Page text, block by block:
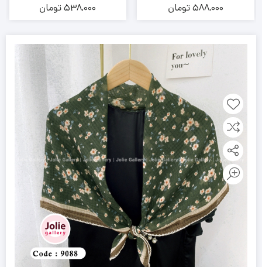
588,000تومان 538,000تومان